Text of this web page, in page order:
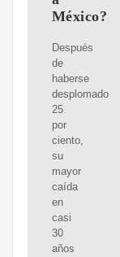
México?
Después
de
haberse
desplomado
25
por
ciento,
su
mayor
caída
en
casi
30
años